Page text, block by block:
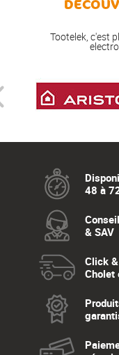
Tootelek, c'est
48 à
& SAV
Click
Cholet